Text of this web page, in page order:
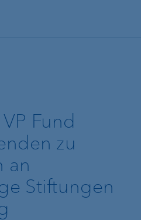
Fund
zu
an
Stiftungen